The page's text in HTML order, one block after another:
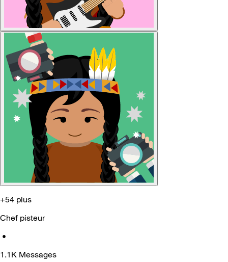
+54 plus
Chef pisteur
•
1.1K Messages